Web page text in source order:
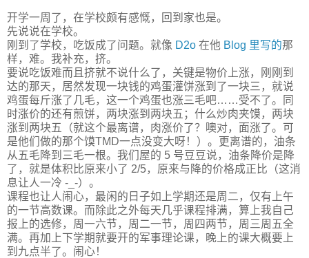
开学一周了，在学校颇有感慨，回到家也是。
先说说在学校。
刚到了学校，吃饭成了问题。就像 D2o 在他 Blog 里写的那
样，难。我补充，挤。
要说吃饭难而且挤就不说什么了，关键是物价上涨，刚刚到
达的那天，居然发现一块钱的鸡蛋灌饼涨到了一块三，就说
鸡蛋每斤涨了几毛，这一个鸡蛋也涨三毛吧……受不了。同
时涨价的还有煎饼，两块涨到两块五；什么炒肉夹馍，两块
涨到两块五（就这个最离谱，肉涨价了？噢对，面涨了。可
是他们做的那个馍TMD一点没变大呀！）。更离谱的，油条
从五毛降到三毛一根。我们屋的 5 号豆豆说，油条降价是降
了，就是体积比原来小了 2/5，原来与降的价格成正比（这消
息让人一冷 -_-）。
课程也让人闹心，最闲的日子如上学期还是周二，仅有上午
的一节高数课。而除此之外每天几乎课程排满，算上我自己
报上的选修，周一六节，周二一节，周四两节，周三周五全
满。再加上下学期就要开的军事理论课，晚上的课大概要上
到九点半了。闹心！